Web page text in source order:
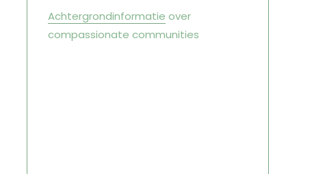
Achtergrondinformatie over
compassionate communities